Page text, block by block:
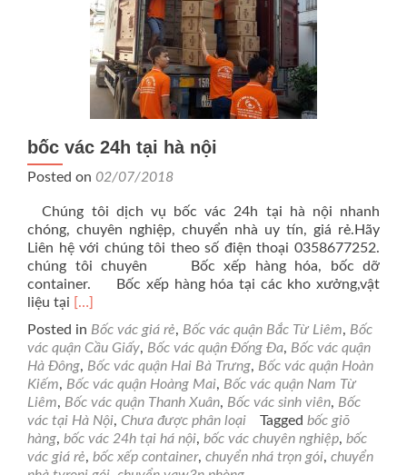
bốc vác 24h tại hà nội
Posted on 02/07/2018
Chúng tôi dịch vụ bốc vác 24h tại hà nội nhanh
chóng, chuyên nghiệp, chuyển nhà uy tín, giá rẻ.Hãy
Liên hệ với chúng tôi theo số điện thoại 0358677252.
chúng tôi chuyên Bốc xếp hàng hóa, bốc dỡ
container. Bốc xếp hàng hóa tại các kho xưởng,vật
liệu tại Read
about
bốc
vác
24h
tại
hà
nội
[…]
Posted in Bốc vác giá rẻ, Bốc vác quận Bắc Từ Liêm, Bốc
vác quận Cầu Giấy, Bốc vác quận Đống Đa, Bốc vác quận
Hà Đông, Bốc vác quận Hai Bà Trưng, Bốc vác quận Hoàn
Kiếm, Bốc vác quận Hoàng Mai, Bốc vác quận Nam Từ
Liêm, Bốc vác quận Thanh Xuân, Bốc vác sinh viên, Bốc
vác tại Hà Nội, Chưa được phân loại Tagged bốc giõ
hàng, bốc vác 24h tại há nội, bốc vác chuyên nghiệp, bốc
vác giá rẻ, bốc xếp container, chuyển nhá trọn gói, chuyển